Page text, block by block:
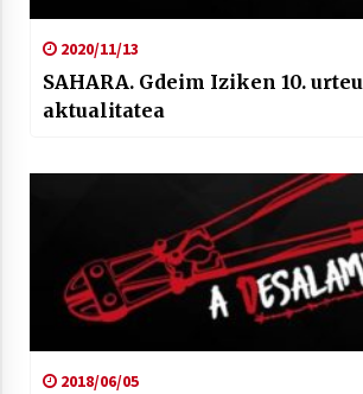
Zebrabidearen
Arrosaren laburpen
2020/11/13
SAHARA. Gdeim Iziken 10.
aktualitatea
2018/06/05